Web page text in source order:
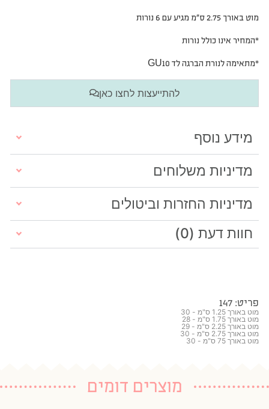
מוט באורך 2.75 ס”מ מגיע עם 6 נורות
*המחיר אינו כולל נורות
*מתאימה לנורת הברגה לד GU10
להתייעצות לחצו כאן
מידע נוסף
מדיניות משלוחים
מדיניות החזרות וביטולים
חוות דעת (0)
פריט: 147
מוט באורך 1.25 ס"מ - 30
מוט באורך 1.75 ס"מ - 28
מוט באורך 2.25 ס"מ - 29
מוט באורך 2.75 ס"מ - 30
מוט באורך 75 ס"מ - 30
מוצרים דומים